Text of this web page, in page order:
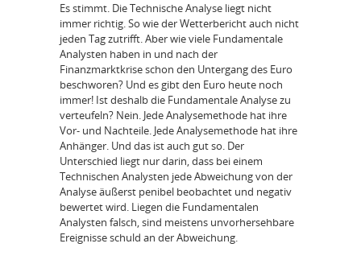
Es stimmt. Die Technische Analyse liegt nicht
immer richtig. So wie der Wetterbericht auch nicht
jeden Tag zutrifft. Aber wie viele Fundamentale
Analysten haben in und nach der
Finanzmarktkrise schon den Untergang des Euro
beschworen? Und es gibt den Euro heute noch
immer! Ist deshalb die Fundamentale Analyse zu
verteufeln? Nein. Jede Analysemethode hat ihre
Vor- und Nachteile. Jede Analysemethode hat ihre
Anhänger. Und das ist auch gut so. Der
Unterschied liegt nur darin, dass bei einem
Technischen Analysten jede Abweichung von der
Analyse äußerst penibel beobachtet und negativ
bewertet wird. Liegen die Fundamentalen
Analysten falsch, sind meistens unvorhersehbare
Ereignisse schuld an der Abweichung.